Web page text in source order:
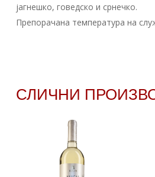
јагнешко, говедско и срнечко.
Препорачана температура на
СЛИЧНИ